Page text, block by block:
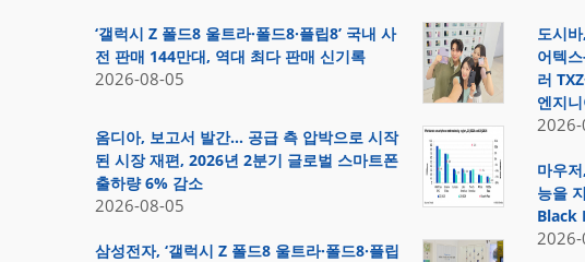
‘갤럭시 Z 폴드8 울트라·폴드8·플립8’ 국내 사
전 판매 144만대, 역대 최다 판매 신기록
2026-08-05
옴디아, 보고서 발간… 공급 측 압박으로 시작
된 시장 재편, 2026년 2분기 글로벌 스마트폰
출하량 6% 감소
2026-08-05
삼성전자, ‘갤럭시 Z 폴드8 울트라·폴드8·플립
도시
어텍
러
엔지
마우
능을
Black